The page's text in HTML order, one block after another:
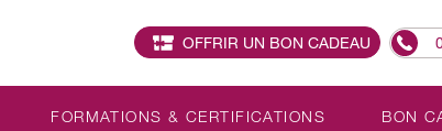
OFFRIR UN BON CADEAU
FORMATIONS & CERTIFICATIONS BON